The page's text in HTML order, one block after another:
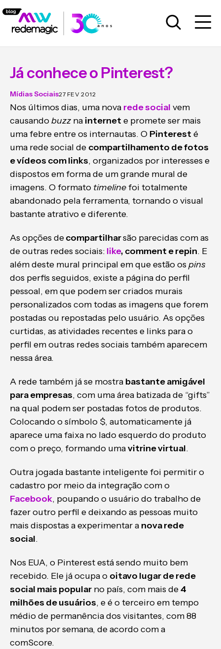
Já conhece o Pinterest?
Mídias Sociais27 FEV 2012
Nos últimos dias, uma nova rede social vem
causandobuzz na internet e promete ser mais
uma febre entre os internautas. O Pinterest é
uma rede social de compartilhamento de fotos
e vídeos com links, organizados por interesses e
dispostos em forma de um grande mural de
imagens. O formato timelinefoi totalmente
abandonado pela ferramenta, tornando o visual
bastante atrativo e diferente.
As opções decompartilharsão parecidas com as
de outras redes sociais: like, comment e repin. E
além deste mural principal em que estão os pins
dos perfis seguidos, existe a página do perfil
pessoal, em que podem ser criados murais
personalizados com todas as imagens que forem
postadas ou repostadas pelo usuário. As opções
curtidas, as atividades recentes e links para o
perfil em outras redes sociais também aparecem
nessa área.
A rede também já se mostra bastante amigável
para empresas, com uma área batizada de “gifts”
na qual podem ser postadas fotos de produtos.
Colocando o símbolo $, automaticamente já
aparece uma faixa no lado esquerdo do produto
com o preço, formando umavitrine virtual.
Outra jogada bastante inteligente foi permitir o
cadastro por meio da integração com o
Facebook, poupando o usuário do trabalho de
fazer outro perfil e deixando as pessoas muito
mais dispostas a experimentar a nova rede
social.
Nos EUA, o Pinterest está sendo muito bem
recebido. Ele já ocupa o oitavo lugar de rede
social mais popular no país, com mais de4
milhões de usuários, e é o terceiro em tempo
médio de permanência dos visitantes, com 88
minutos por semana, de acordo com a
comScore.